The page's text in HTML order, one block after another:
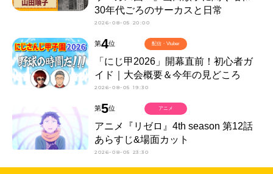
30年代ごろのサーカスと日常
2026-08-05 20:00
第4位
「にじ甲2026」開幕直前！初心者ガ
イド｜大会概要＆今年の見どころ
2026-08-05 19:30
配信・Vtuber
第5位
アニメ『リゼロ』4th season 第12話
あらすじ&場面カット
2026-08-05 23:30
アニメ